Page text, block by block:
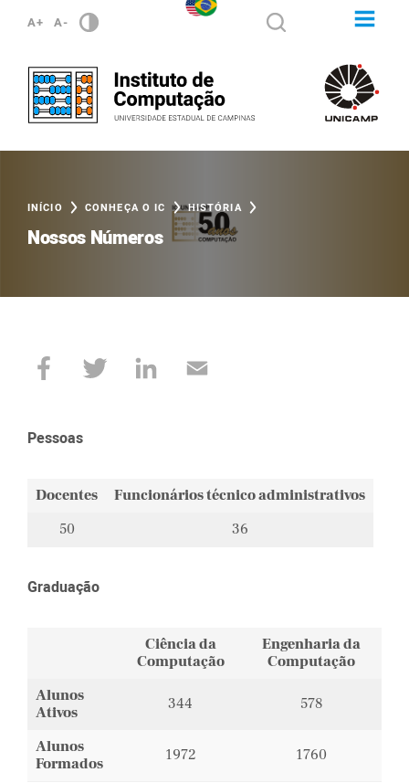
A+ A-
INÍCIO CONHEÇA O IC HISTÓRIA
Nossos Números
Pessoas
Docentes
Funcionários técnico administrativos
50
36
Graduação
Ciência da
Computação
Engenharia da
Computação
Alunos
Ativos
344 578
Alunos
Formados
1972 1760